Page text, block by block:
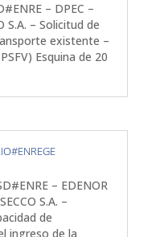
– DPEC –
S.A. – Solicitud de
existente –
Esquina de 20
– EDENOR
S.A. –
de
ingreso de la